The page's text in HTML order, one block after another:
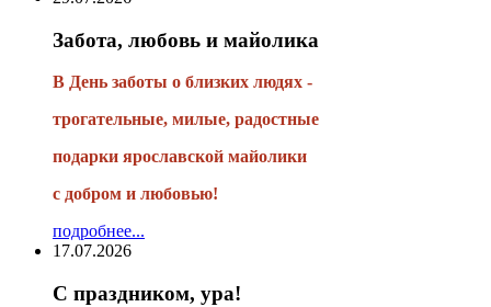
Забота, любовь и майолика
В День заботы о близких людях -
трогательные, милые, радостные
подарки ярославской майолики
с добром и любовью!
подробнее...
17.07.2026
С праздником, ура!